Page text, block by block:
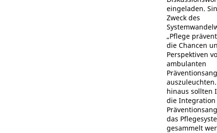
eingeladen.
Zweck des
„Pflege
die Chancen
Perspektiven
ambulanten
hinaus sollten
die Integration
das
gesammelt